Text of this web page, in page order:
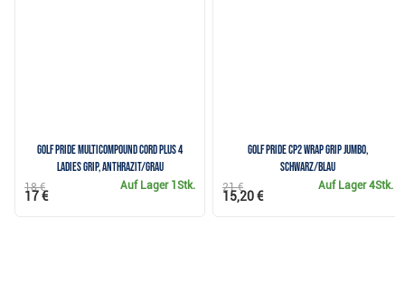
Golf Pride MultiCompound Cord Plus 4
Ladies Grip, Anthrazit/Grau
Auf Lager 1Stk.
18 €
17 €
Golf Pride CP2 Wrap Grip Jumbo,
schwarz/blau
Auf Lager4Stk.
21 €
15,20 €